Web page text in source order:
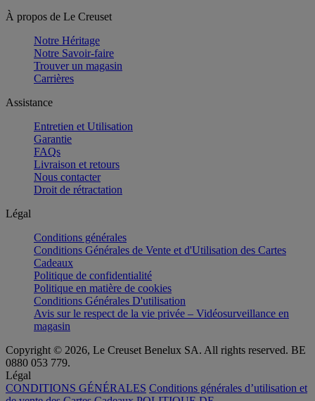
À propos de Le Creuset
Notre Héritage
Notre Savoir-faire
Trouver un magasin
Carrières
Assistance
Entretien et Utilisation
Garantie
FAQs
Livraison et retours
Nous contacter
Droit de rétractation
Légal
Conditions générales
Conditions Générales de Vente et d'Utilisation des Cartes
Cadeaux
Politique de confidentialité
Politique en matière de cookies
Conditions Générales D'utilisation
Avis sur le respect de la vie privée – Vidéosurveillance en
magasin
Copyright © 2026, Le Creuset Benelux SA. All rights reserved. BE
0880 053 779.
Légal
CONDITIONS GÉNÉRALES Conditions générales d’utilisation et